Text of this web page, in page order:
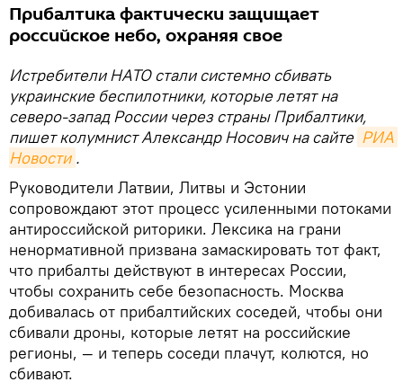
Прибалтика фактически защищает
российское небо, охраняя свое
Истребители НАТО стали системно сбивать
украинские беспилотники, которые летят на
северо-запад России через страны Прибалтики,
пишет колумнист Александр Носович на сайте РИА
Новости .
Руководители Латвии, Литвы и Эстонии
сопровождают этот процесс усиленными потоками
антироссийской риторики. Лексика на грани
ненормативной призвана замаскировать тот факт,
что прибалты действуют в интересах России,
чтобы сохранить себе безопасность. Москва
добивалась от прибалтийских соседей, чтобы они
сбивали дроны, которые летят на российские
регионы, — и теперь соседи плачут, колются, но
сбивают.